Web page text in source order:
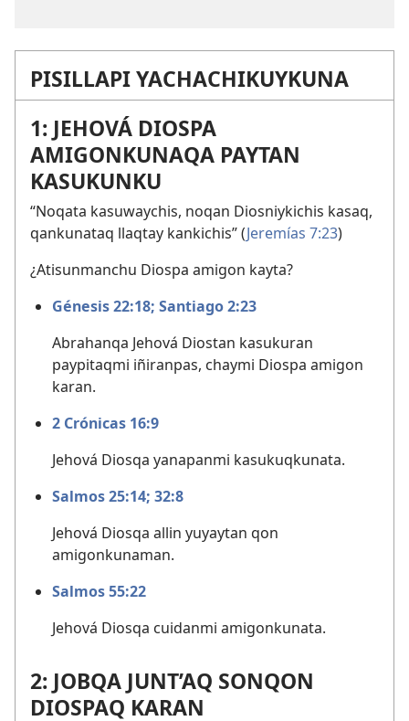
PISILLAPI YACHACHIKUYKUNA
1: JEHOVÁ DIOSPA
AMIGONKUNAQA PAYTAN
KASUKUNKU
“Noqata kasuwaychis, noqan Diosniykichis kasaq,
qankunataq llaqtay kankichis” (Jeremías 7:23)
¿Atisunmanchu Diospa amigon kayta?
Génesis 22:18; Santiago 2:23
Abrahanqa Jehová Diostan kasukuran
paypitaqmi iñiranpas, chaymi Diospa amigon
karan.
2 Crónicas 16:9
Jehová Diosqa yanapanmi kasukuqkunata.
Salmos 25:14; 32:8
Jehová Diosqa allin yuyaytan qon
amigonkunaman.
Salmos 55:22
Jehová Diosqa cuidanmi amigonkunata.
2: JOBQA JUNT’AQ SONQON
DIOSPAQ KARAN